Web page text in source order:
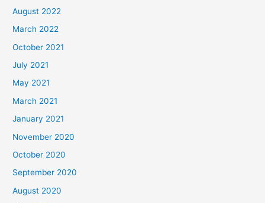
August 2022
March 2022
October 2021
July 2021
May 2021
March 2021
January 2021
November 2020
October 2020
September 2020
August 2020